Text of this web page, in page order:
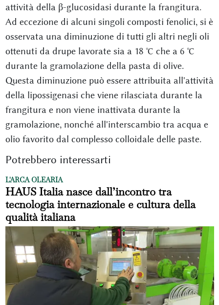
attività della β-glucosidasi durante la frangitura.
Ad eccezione di alcuni singoli composti fenolici, si è
osservata una diminuzione di tutti gli altri negli oli
ottenuti da drupe lavorate sia a 18 °C che a 6 °C
durante la gramolazione della pasta di olive.
Questa diminuzione può essere attribuita all'attività
della lipossigenasi che viene rilasciata durante la
frangitura e non viene inattivata durante la
gramolazione, nonché all'interscambio tra acqua e
olio favorito dal complesso colloidale delle paste.
Potrebbero interessarti
L'ARCA OLEARIA
HAUS Italia nasce dall’incontro tra
tecnologia internazionale e cultura della
qualità italiana